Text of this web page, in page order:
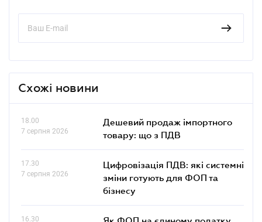
Схожі новини
18.00
7 серпня 2026
Дешевий продаж імпортного
товару: що з ПДВ
17.30
7 серпня 2026
Цифровізація ПДВ: які системні
зміни готують для ФОП та
бізнесу
16.30